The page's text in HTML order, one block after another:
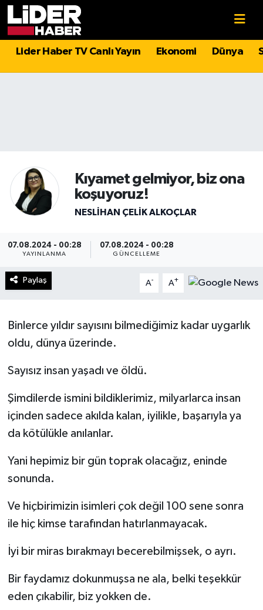
Lider Haber TV Canlı Yayın Ekonomi Dünya
Kıyamet gelmiyor, biz ona
koşuyoruz!
NESLIHAN ÇELIK ALKOÇLAR
07.08.2024 - 00:28
YAYINLANMA
07.08.2024 - 00:28
GÜNCELLEME
Paylaş A- A+
Binlerce yıldır sayısını bilmediğimiz kadar uygarlık
oldu, dünya üzerinde.
Sayısız insan yaşadı ve öldü.
Şimdilerde ismini bildiklerimiz, milyarlarca insan
içinden sadece akılda kalan, iyilikle, başarıyla ya
da kötülükle anılanlar.
Yani hepimiz bir gün toprak olacağız, eninde
sonunda.
Ve hiçbirimizin isimleri çok değil 100 sene sonra
ile hiç kimse tarafından hatırlanmayacak.
İyi bir miras bırakmayı becerebilmişsek, o ayrı.
Bir faydamız dokunmuşsa ne ala, belki teşekkür
eden çıkabilir, biz yokken de.
Politika
Spor
Teknoloji
Turizm
Lider Haber TV Canlı Yayın izle
Hava Durumu
Tüm Manşetler
Haber Arşivi